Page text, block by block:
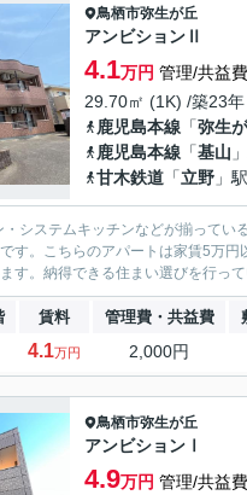
鳥栖市弥生が丘
アンビションⅡ
4.1万円 管理/共益
29.70㎡ (1K) /築23
鹿児島本線 「弥生
鹿児島本線 「基山
甘木鉄道 「立野 」
システムキッチンなどが揃って
す。こちらのアパートは家賃5万
す。納得できる住まい選びを行っ
賃料 管理費・共益費
4.1万円 2,000円
鳥栖市弥生が丘
アンビションⅠ
4.9万円 管理/共益